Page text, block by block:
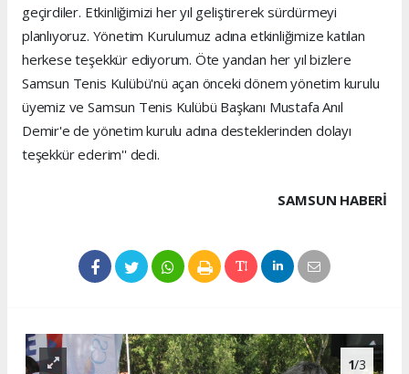
geçirdiler. Etkinliğimizi her yıl geliştirerek sürdürmeyi
planlıyoruz. Yönetim Kurulumuz adına etkinliğimize katılan
herkese teşekkür ediyorum. Öte yandan her yıl bizlere
Samsun Tenis Kulübü'nü açan önceki dönem yönetim kurulu
üyemiz ve Samsun Tenis Kulübü Başkanı Mustafa Anıl
Demir'e de yönetim kurulu adına desteklerinden dolayı
teşekkür ederim'' dedi.
SAMSUN HABERİ
1/3